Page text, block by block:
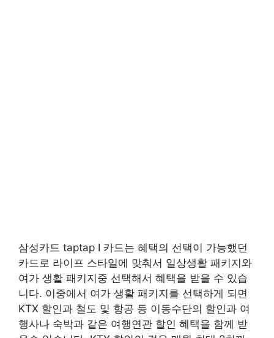
삼성카드 taptap I 카드는 혜택의 선택이 가능했던
카드로 라이프 스타일에 맞춰서 일상생활 패키지와
여가 생활 패키지중 선택해서 혜택을 받을 수 있습
니다. 이중에서 여가 생활 패키지를 선택하게 되면
KTX 할인과 철도 및 항공 등 이동수단의 할인과 여
행사나 숙박과 같은 여행연관 할인 혜택을 함께 받